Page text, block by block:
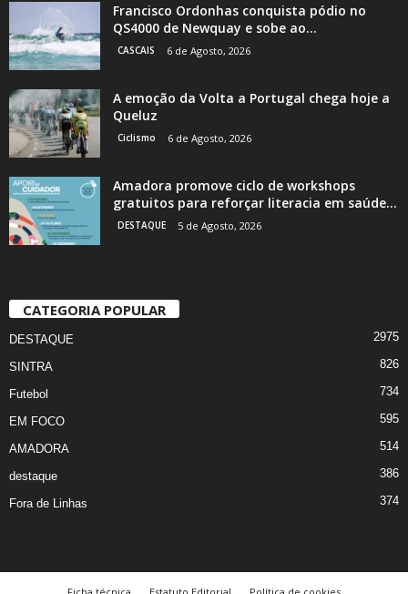
Francisco Ordonhas conquista pódio no
QS4000 de Newquay e sobe ao...
CASCAIS 6 de Agosto, 2026
A emoção da Volta a Portugal chega hoje a
Queluz
Ciclismo 6 de Agosto, 2026
Amadora promove ciclo de workshops
gratuitos para reforçar literacia em saúde...
DESTAQUE 5 de Agosto, 2026
CATEGORIA POPULAR
DESTAQUE 2975
SINTRA 826
Futebol 734
EM FOCO 595
AMADORA 514
destaque 386
Fora de Linhas 374